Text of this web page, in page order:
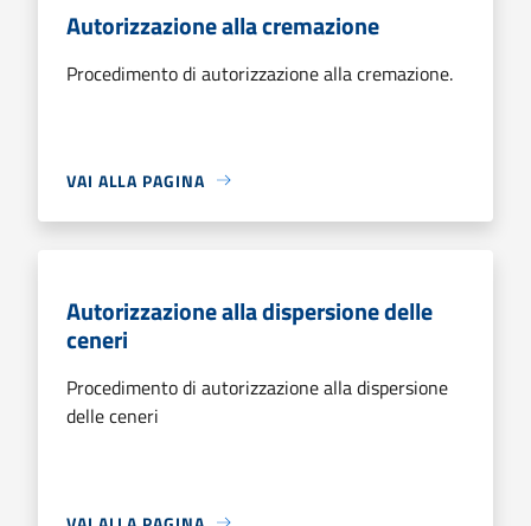
Autorizzazione alla cremazione
Procedimento di autorizzazione alla cremazione.
VAI ALLA PAGINA
Autorizzazione alla dispersione delle
ceneri
Procedimento di autorizzazione alla dispersione
delle ceneri